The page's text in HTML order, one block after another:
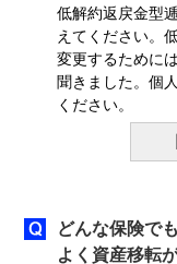
低解約返戻金型
えてください。
変更するために
聞きました。個
ください。
どんな保険で
よく資産移転